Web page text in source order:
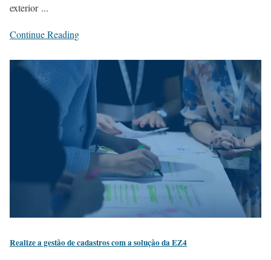
exterior ...
Continue Reading
Realize a gestão de cadastros com a solução da EZ4